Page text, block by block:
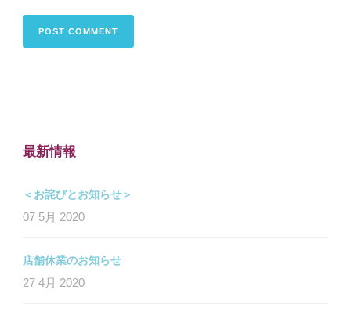
最新情報
＜お詫びとお知らせ＞
07 5月 2020
店舗休業のお知らせ
27 4月 2020